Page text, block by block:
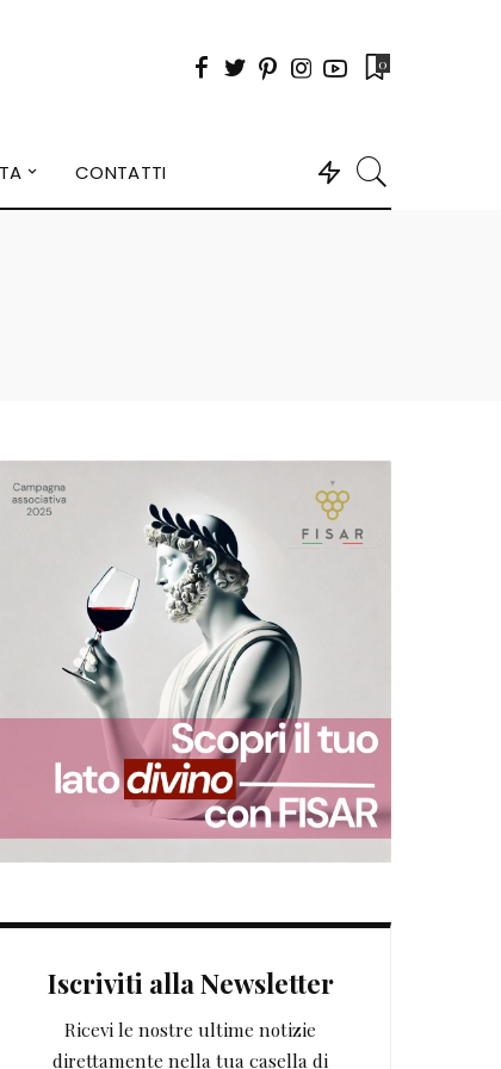
0
CONTATTI
Iscriviti alla Newsletter
Ricevi le nostre ultime notizie
direttamente nella tua casella di